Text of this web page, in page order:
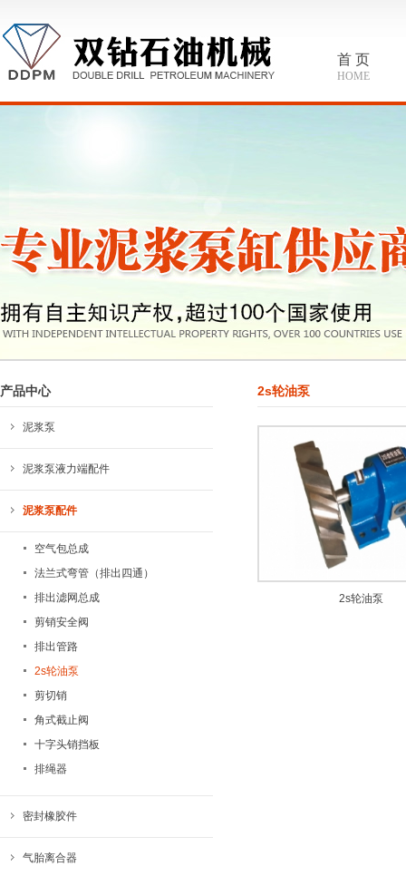
首 页
HOME
产品中心
泥浆泵
泥浆泵液力端配件
泥浆泵配件
空气包总成
法兰式弯管（排出四通）
排出滤网总成
剪销安全阀
排出管路
2s轮油泵
剪切销
角式截止阀
十字头销挡板
排绳器
密封橡胶件
气胎离合器
2s轮油泵
2s轮油泵